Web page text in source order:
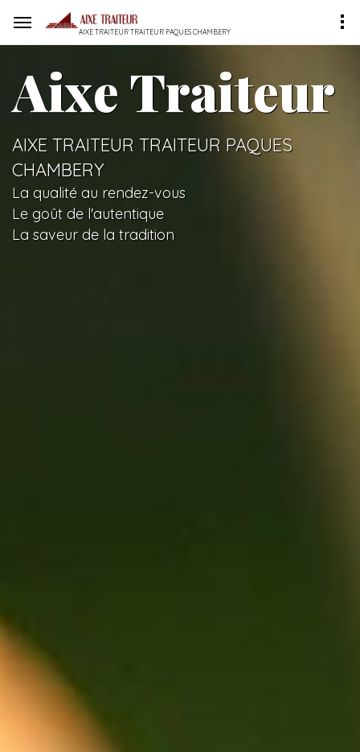
AIXE TRAITEUR TRAITEUR PAQUES CHAMBERY
Aixe Traiteur
AIXE TRAITEUR TRAITEUR PAQUES
CHAMBERY
La qualité au rendez-vous
Le goût de l'autentique
La saveur de la tradition